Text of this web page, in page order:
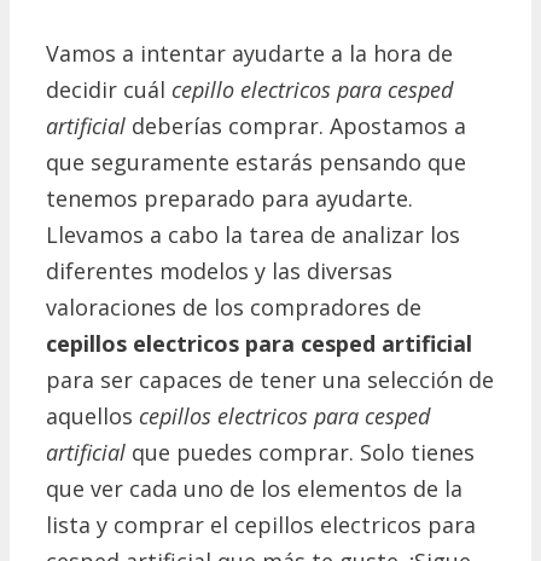
Vamos a intentar ayudarte a la hora de
decidir cuál cepillo electricos para cesped
artificial deberías comprar. Apostamos a
que seguramente estarás pensando que
tenemos preparado para ayudarte.
Llevamos a cabo la tarea de analizar los
diferentes modelos y las diversas
valoraciones de los compradores de
cepillos electricos para cesped artificial
para ser capaces de tener una selección de
aquellos cepillos electricos para cesped
artificial que puedes comprar. Solo tienes
que ver cada uno de los elementos de la
lista y comprar el cepillos electricos para